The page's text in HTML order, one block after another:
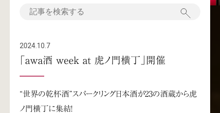
2024.10.7
「awa酒 week at 虎ノ門横丁」開催
“世界の乾杯酒”スパークリング日本酒が23の酒蔵から虎
ノ門横丁に集結！